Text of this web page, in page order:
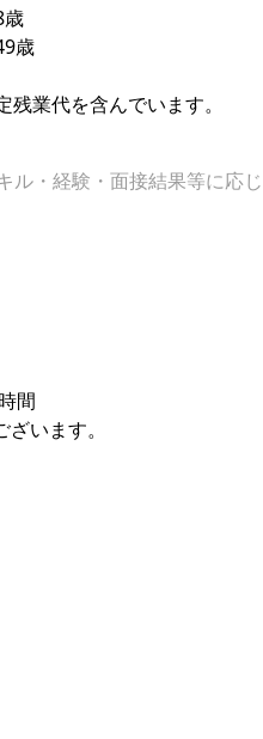
歳
業代を含んでいます。
ル・経験・面接結果等に応
間
います。